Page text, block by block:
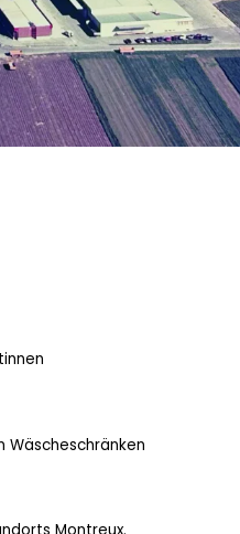
Wäscheschränken
Montreux.